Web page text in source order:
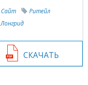
Сайт
Ритейл
Лонгрид
СКАЧАТЬ